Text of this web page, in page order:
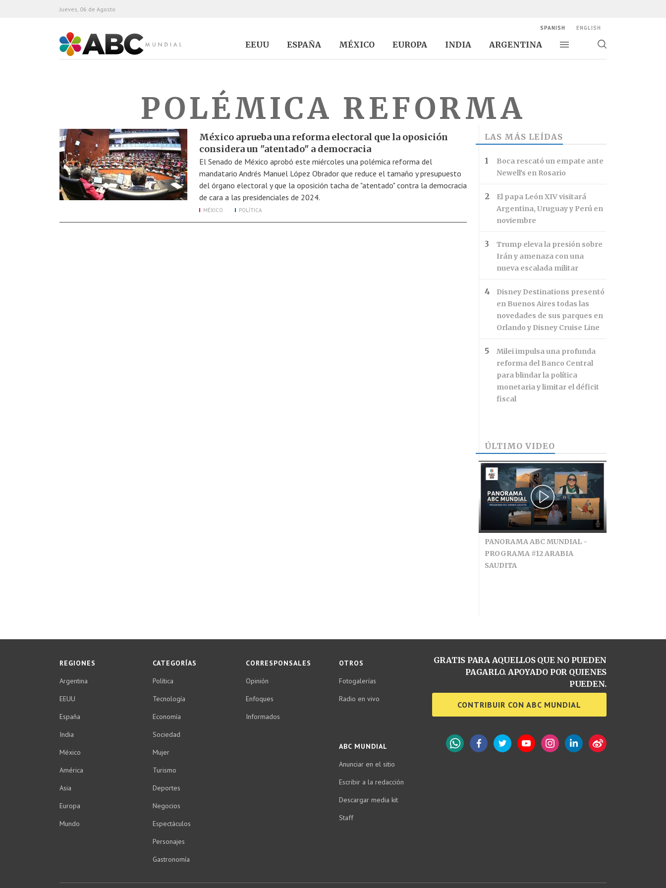
ABC Mundial
EEUU ESPAÑA MÉXICO EUROPA INDIA ARGENTINA
Alternar navegación
Alternar
Jueves, 06 de Agosto
SPANISH ENGLISH
POLÉMICA REFORMA
México aprueba una reforma electoral que la oposición
considera un "atentado" a democracia
El Senado de México aprobó este miércoles una polémica reforma del
mandatario Andrés Manuel López Obrador que reduce el tamaño y presupuesto
del órgano electoral y que la oposición tacha de "atentado" contra la democracia
de cara a las presidenciales de 2024.
MÉXICO POLÍTICA
LAS MÁS LEÍDAS
Boca rescató un empate ante
Newell's en Rosario
El papa León XIV visitará
Argentina, Uruguay y Perú en
noviembre
Trump eleva la presión sobre
Irán y amenaza con una
nueva escalada militar
Disney Destinations presentó
en Buenos Aires todas las
novedades de sus parques en
Orlando y Disney Cruise Line
Milei impulsa una profunda
reforma del Banco Central
para blindar la política
monetaria y limitar el déficit
fiscal
ÚLTIMO VIDEO
PANORAMA ABC MUNDIAL -
PROGRAMA #12 ARABIA
SAUDITA
REGIONES
Argentina
EEUU
España
India
México
América
Asia
Europa
Mundo
CATEGORÍAS
Política
Tecnología
Economía
Sociedad
Mujer
Turismo
Deportes
Negocios
Espectáculos
Personajes
Gastronomía
CORRESPONSALES
Opinión
Enfoques
Informados
OTROS
Fotogalerías
Radio en vivo
ABC MUNDIAL
Anunciar en el sitio
Escribir a la redacción
Descargar media kit
Staff
GRATIS PARA AQUELLOS QUE NO PUEDEN
PAGARLO. APOYADO POR QUIENES
PUEDEN.
CONTRIBUIR CON ABC MUNDIAL